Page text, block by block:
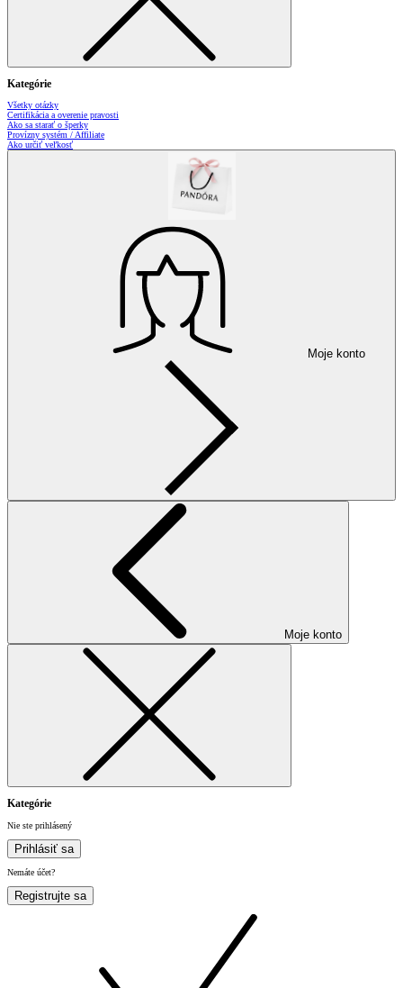
Kategórie
Všetky otázky
Certifikácia a overenie pravosti
Ako sa starať o šperky
Provízny systém / Affiliate
Ako určiť veľkosť
Moje konto
Moje konto
Kategórie
Nie ste prihlásený
Prihlásiť sa
Nemáte účet?
Registrujte sa